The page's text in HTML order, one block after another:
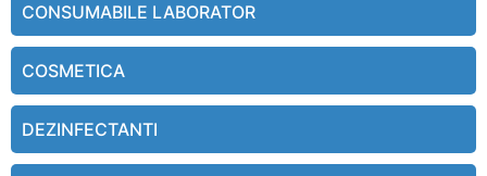
CONSUMABILE LABORATOR
COSMETICA
DEZINFECTANTI